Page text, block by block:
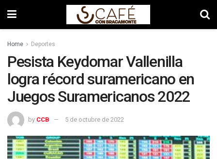
Home Deportes
Pesista Keydomar Vallenilla
logra récord suramericano en
Juegos Suramericanos 2022
by CCB 5 de octubre de 2022